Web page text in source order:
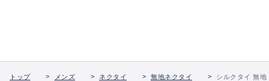
トップ メンズ ネクタイ 無地ネクタイ シルクタイ 無地